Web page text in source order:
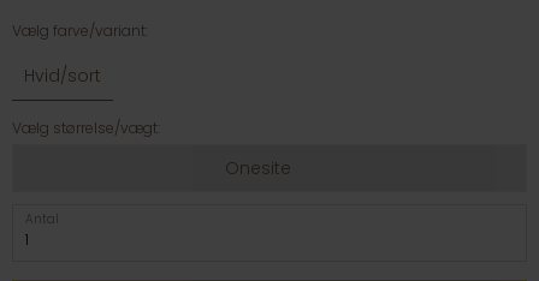
Vælg farve/variant:
Hvid/sort
Vælg størrelse/vægt:
Onesite
Antal